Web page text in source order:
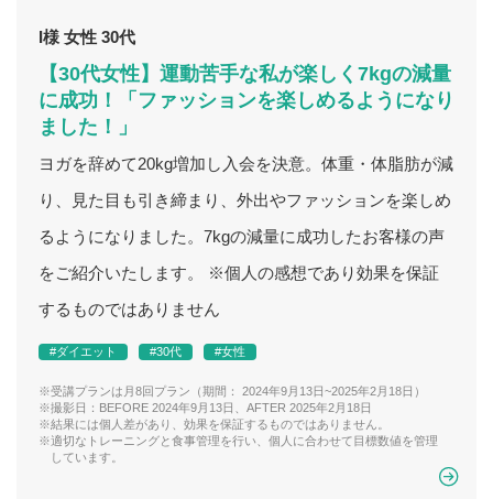
I様 女性 30代
【30代女性】運動苦手な私が楽しく7kgの減量
に成功！「ファッションを楽しめるようになり
ました！」
ヨガを辞めて20kg増加し入会を決意。体重・体脂肪が減
り、見た目も引き締まり、外出やファッションを楽しめ
るようになりました。7kgの減量に成功したお客様の声
をご紹介いたします。 ※個人の感想であり効果を保証
するものではありません
#ダイエット #30代 #女性
※受講プランは月8回プラン（期間： 2024年9月13日~2025年2月18日）
※撮影日：BEFORE 2024年9月13日、AFTER 2025年2月18日
※結果には個人差があり、効果を保証するものではありません。
※適切なトレーニングと食事管理を行い、個人に合わせて目標数値を管理
しています。